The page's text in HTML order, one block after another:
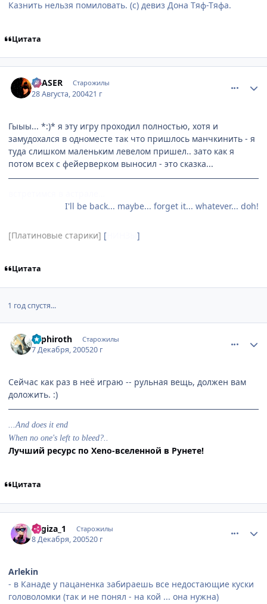
Казнить нельзя помиловать. (с) девиз Дона Тяф-Тяфа.
Цитата
ERASER Старожилы
28 Августа, 200421 г
Гыыы... *:)* я эту игру проходил полностью, хотя и
замудохался в одноместе так что пришлось манчкинить - я
туда слишком маленьким левелом пришел.. зато как я
потом всех с фейерверком выносил - это сказка...
I'll be back... maybe... forget it... whatever... doh!
[Платиновые старики] [ ]
Цитата
1 год спустя...
Sephiroth Старожилы
7 Декабря, 200520 г
Сейчас как раз в неё играю -- рульная вещь, должен вам
доложить. :)
...And does it end
When no one's left to bleed?..
Лучший ресурс по Xeno-вселенной в Рунете!
Цитата
Yagiza_1 Старожилы
8 Декабря, 200520 г
Arlekin
- в Канаде у пацаненка забираешь все недостающие куски
головоломки (так и не понял - на кой ... она нужна)